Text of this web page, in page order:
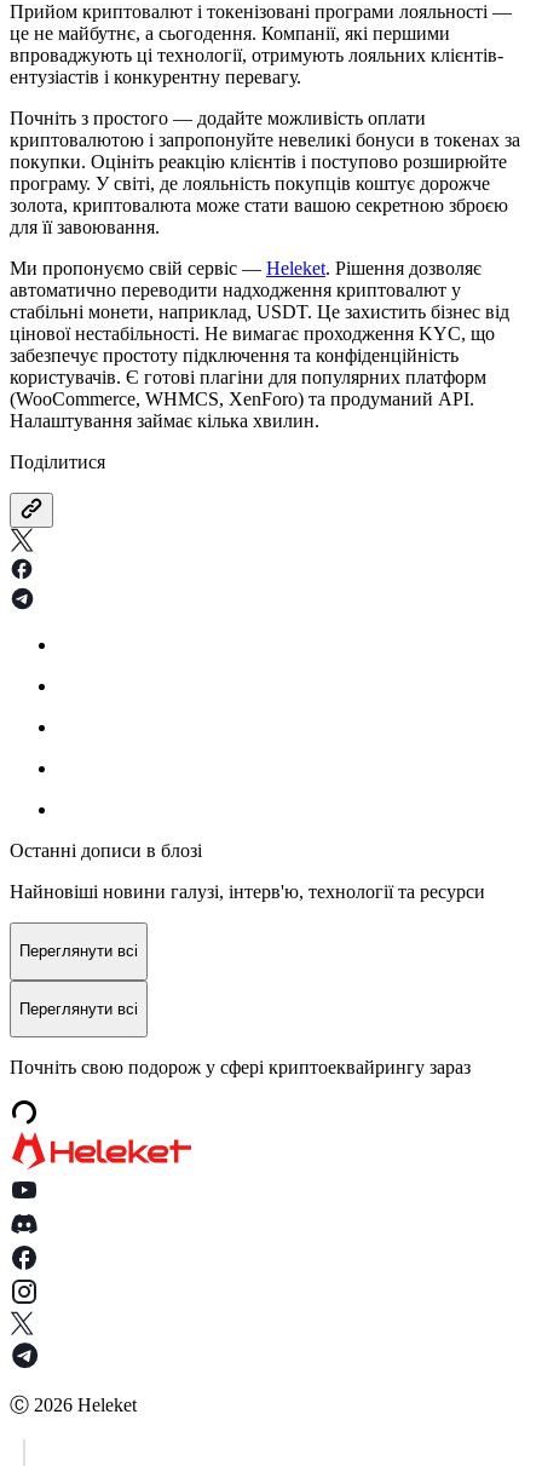
Прийом криптовалют і токенізовані програми лояльності —
це не майбутнє, а сьогодення. Компанії, які першими
впроваджують ці технології, отримують лояльних клієнтів-
ентузіастів і конкурентну перевагу.
Почніть з простого — додайте можливість оплати
криптовалютою і запропонуйте невеликі бонуси в токенах за
покупки. Оцініть реакцію клієнтів і поступово розширюйте
програму. У світі, де лояльність покупців коштує дорожче
золота, криптовалюта може стати вашою секретною зброєю
для її завоювання.
Ми пропонуємо свій сервіс — Heleket. Рішення дозволяє
автоматично переводити надходження криптовалют у
стабільні монети, наприклад, USDT. Це захистить бізнес від
цінової нестабільності. Не вимагає проходження KYC, що
забезпечує простоту підключення та конфіденційність
користувачів. Є готові плагіни для популярних платформ
(WooCommerce, WHMCS, XenForo) та продуманий API.
Налаштування займає кілька хвилин.
Поділитися
Останні дописи в блозі
Найновіші новини галузі, інтерв'ю, технології та ресурси
Переглянути всі
Переглянути всі
Почніть свою подорож у сфері криптоеквайрингу зараз
Ⓒ 2026 Heleket